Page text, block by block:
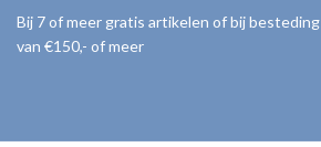
Bij 7 of meer gratis artikelen of bij besteding
van €150,- of meer